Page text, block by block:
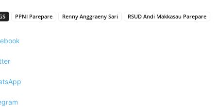
PPNI Parepare Renny Anggraeny Sari RSUD Andi Makkasau Parepare